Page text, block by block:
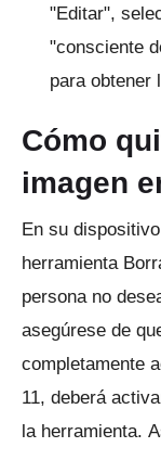
"Editar",
"consciente
para obtener
Cómo
imagen
En su
herramienta
persona no
asegúrese de
completamente
11, deberá
la herramienta.